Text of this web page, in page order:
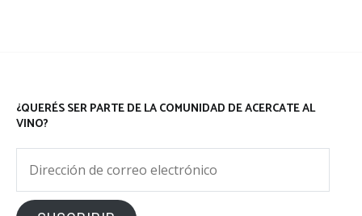
¿QUERÉS SER PARTE DE LA COMUNIDAD DE ACERCATE AL
VINO?
correo